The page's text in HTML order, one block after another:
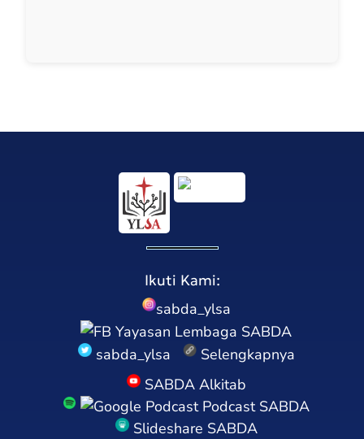
Ikuti Kami:
sabda_ylsa
Yayasan Lembaga SABDA
sabda_ylsa
Selengkapnya
SABDA Alkitab
Podcast SABDA
Slideshare SABDA